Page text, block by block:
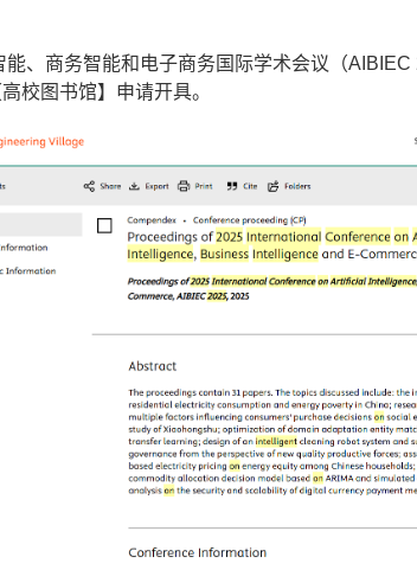
、商务智能和电子商务国际学术会议（
校图书馆】申请开具。